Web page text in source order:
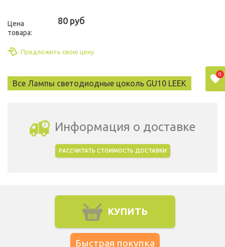
Цена
товара:
80 руб
Предложить свою цену
Все Лампы светодиодные цоколь GU10 LEEK
Информация о доставке
РАССЧИТАТЬ СТОИМОСТЬ ДОСТАВКИ
КУПИТЬ
0